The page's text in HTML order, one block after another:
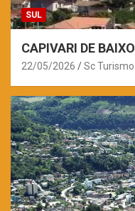
SUL
CAPIVARI DE BAIXO
22/05/2026 Sc Turismo